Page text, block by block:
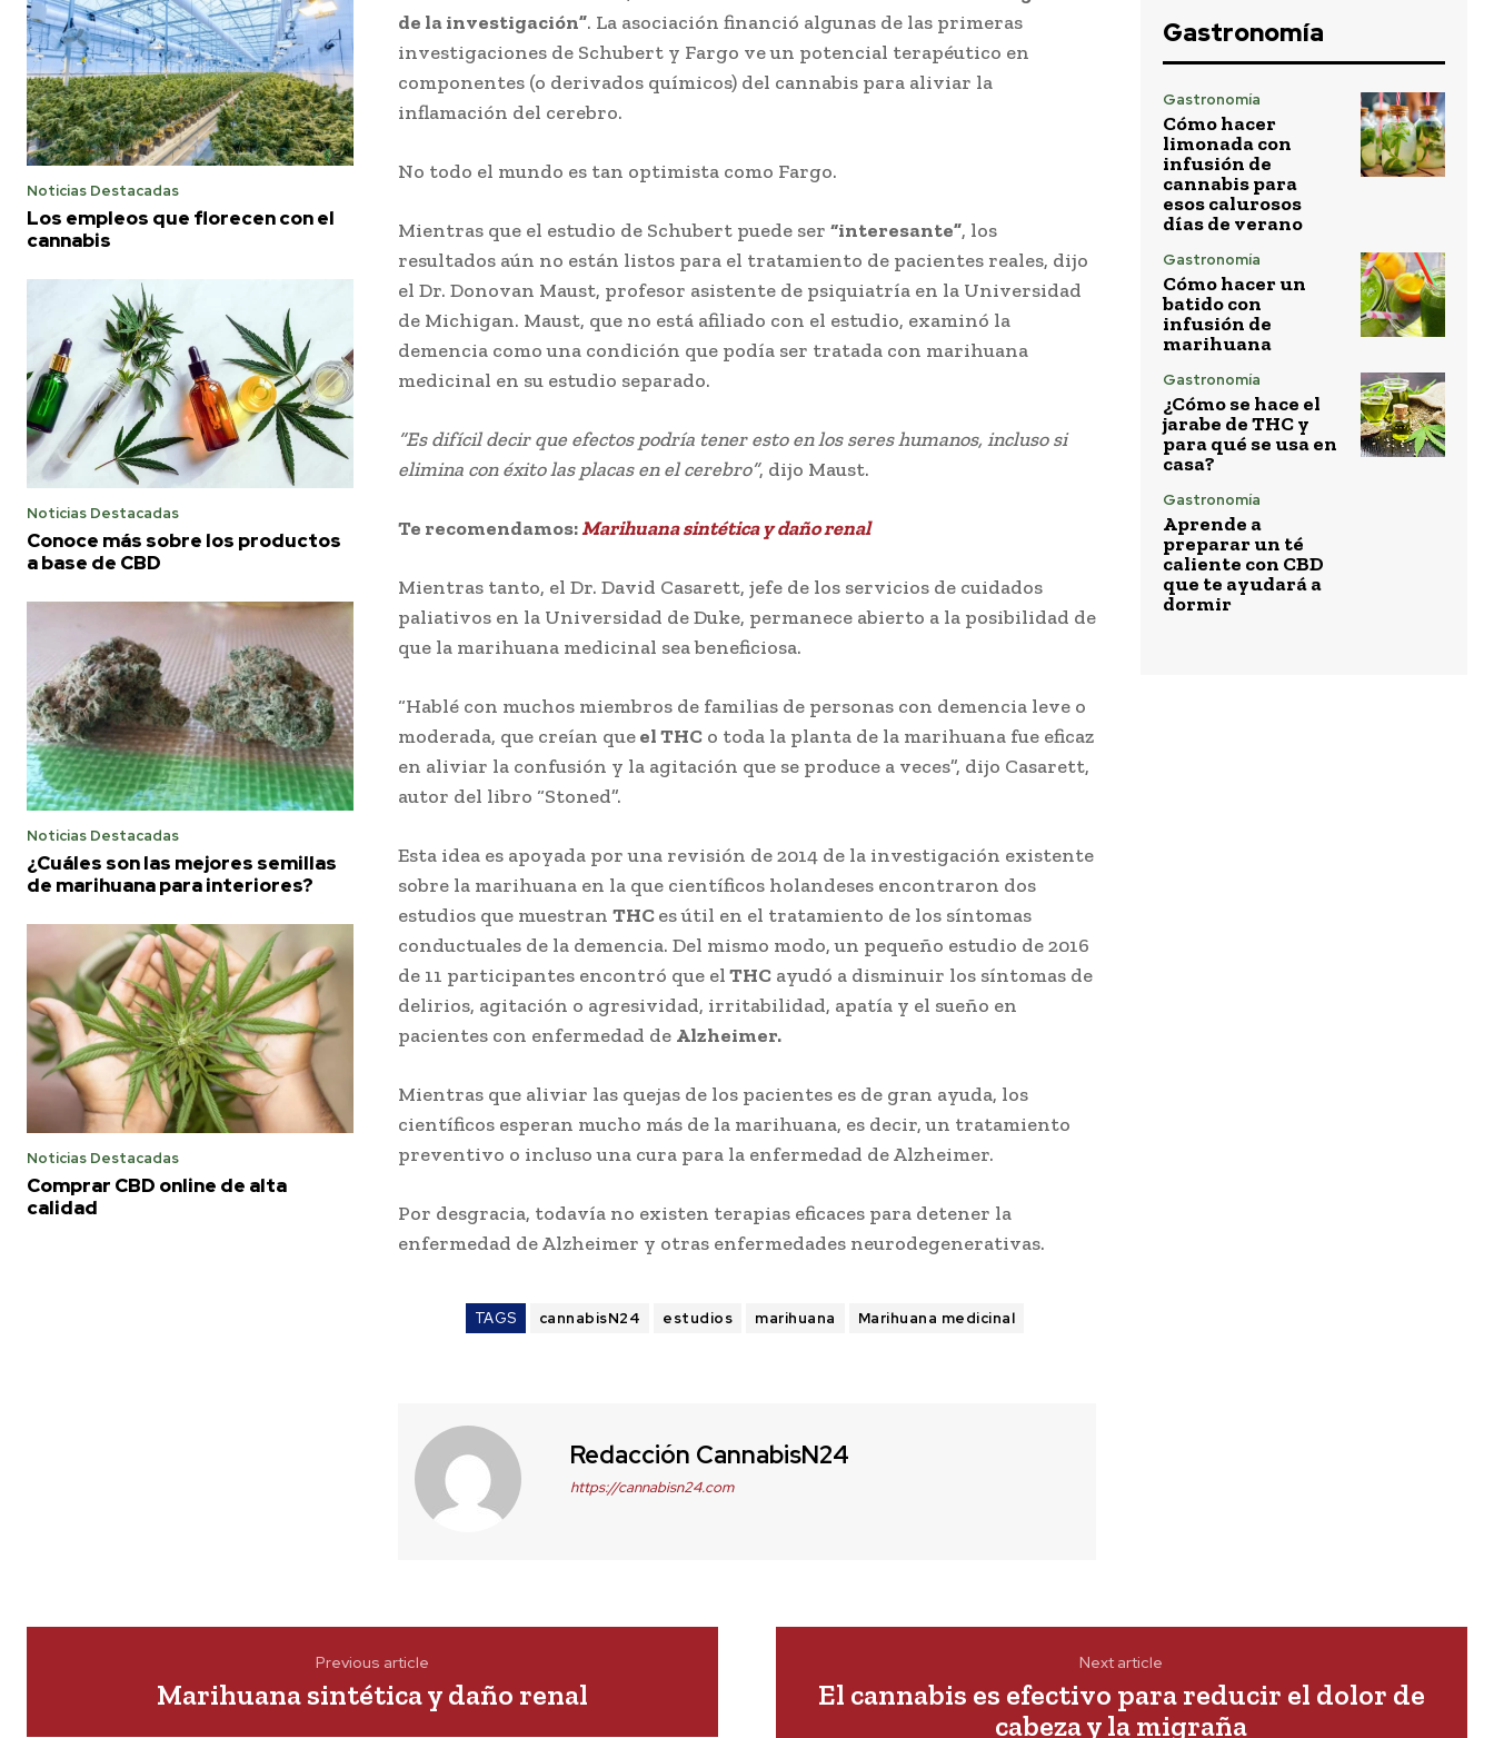
Noticias Destacadas
Los empleos que florecen con el
cannabis
Noticias Destacadas
Conoce más sobre los productos
a base de CBD
Noticias Destacadas
¿Cuáles son las mejores semillas
de marihuana para interiores?
Noticias Destacadas
Comprar CBD online de alta
calidad
de la investigación”. La asociación financió algunas de las primeras
investigaciones de Schubert y Fargo ve un potencial terapéutico en
componentes (o derivados químicos) del cannabis para aliviar la
inflamación del cerebro.
No todo el mundo es tan optimista como Fargo.
Mientras que el estudio de Schubert puede ser “interesante”, los
resultados aún no están listos para el tratamiento de pacientes reales, dijo
el Dr. Donovan Maust, profesor asistente de psiquiatría en la Universidad
de Michigan. Maust, que no está afiliado con el estudio, examinó la
demencia como una condición que podía ser tratada con marihuana
medicinal en su estudio separado.
“Es difícil decir que efectos podría tener esto en los seres humanos, incluso si
elimina con éxito las placas en el cerebro”, dijo Maust.
Te recomendamos:Marihuana sintética y daño renal
Mientras tanto, el Dr. David Casarett, jefe de los servicios de cuidados
paliativos en la Universidad de Duke, permanece abierto a la posibilidad de
que la marihuana medicinal sea beneficiosa.
“Hablé con muchos miembros de familias de personas con demencia leve o
moderada, que creían queel THC o toda la planta de la marihuana fue eficaz
en aliviar la confusión y la agitación que se produce a veces”, dijo Casarett,
autor del libro “Stoned”.
Esta idea es apoyada por una revisión de 2014 de la investigación existente
sobre la marihuana en la que científicos holandeses encontraron dos
estudios que muestran THCes útil en el tratamiento de los síntomas
conductuales de la demencia. Del mismo modo, un pequeño estudio de 2016
de 11 participantes encontró que elTHC ayudó a disminuir los síntomas de
delirios, agitación o agresividad, irritabilidad, apatía y el sueño en
pacientes con enfermedad de Alzheimer.
Mientras que aliviar las quejas de los pacientes es de gran ayuda, los
científicos esperan mucho más de la marihuana, es decir, un tratamiento
preventivo o incluso una cura para la enfermedad de Alzheimer.
Por desgracia, todavía no existen terapias eficaces para detener la
enfermedad de Alzheimer y otras enfermedades neurodegenerativas.
TAGS cannabisN24 estudios marihuana Marihuana medicinal
Redacción CannabisN24
https://cannabisn24.com
Gastronomía
Gastronomía
Cómo hacer
limonada con
infusión de
cannabis para
esos calurosos
días de verano
Gastronomía
Cómo hacer un
batido con
infusión de
marihuana
Gastronomía
¿Cómo se hace el
jarabe de THC y
para qué se usa en
casa?
Gastronomía
Aprende a
preparar un té
caliente con CBD
que te ayudará a
dormir
Previous article
Marihuana sintética y daño renal
Next article
El cannabis es efectivo para reducir el dolor de
cabeza y la migraña